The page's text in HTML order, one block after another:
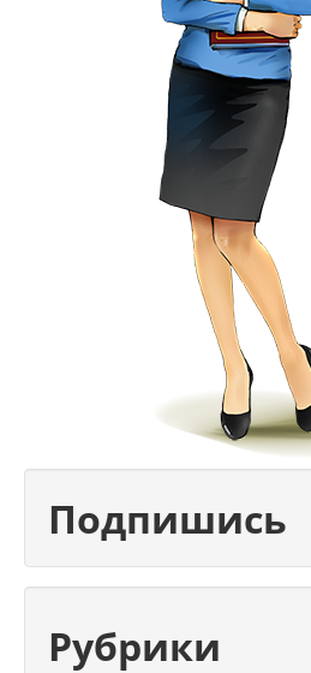
Подпишись
Рубрики